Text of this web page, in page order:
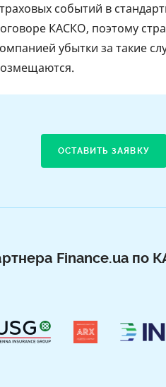
событий в
КАСКО, поэтому
убытки за такие
ОСТАВИТЬ ЗАЯВКУ
Finance.ua по